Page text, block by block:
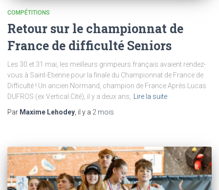
COMPÉTITIONS
Retour sur le championnat de
France de difficulté Seniors
Les 30 et 31 mai, les meilleurs grimpeurs français avaient rendez-
vous à Saint-Etienne pour la finale du Championnat de France de
Difficulté ! Un ancien Normand, champion de France Après Lucas
DUFROS (ex Vertical Cité), il y a deux ans,
Lire la suite
Par Maxime Lehodey , il y a 2 mois